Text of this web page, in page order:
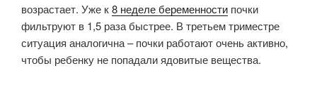
возрастает. Уже к8 неделе беременности почки
фильтруют в 1,5 раза быстрее. В третьем триместре
ситуация аналогична – почки работают очень активно,
чтобы ребенку не попадали ядовитые вещества.